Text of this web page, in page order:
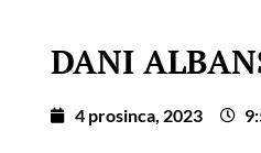
DANI
4 prosinca, 2023